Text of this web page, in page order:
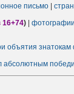
письмо
16+74)
фотографии
объятия знатокам
абсолютным